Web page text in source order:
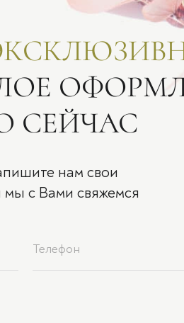
СЕЙЧАС
нам свои
с Вами свяжемся